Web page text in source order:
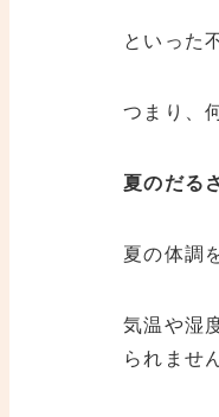
といった
つまり、
夏のだる
夏の体調
気温や湿
られませ